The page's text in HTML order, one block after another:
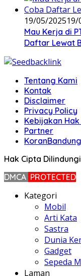
19/05/202519/
Mau Kerja di
Daftar Lewat
Tentang Kami
Kontak
Disclaimer
Privacy Policy
Kebijakan
Partner
KoranBandung
Hak Cipta
DMCA PROTECTED
Kategori
Mobil
Arti Kata
Sastra
Dunia
Gadget
Sepeda
Laman